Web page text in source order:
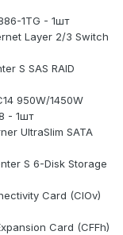
1TG - 1шт
Layer 2/3 Switch
S SAS RAID
950W/1450W
- 1шт
UltraSlim SATA
S 6-Disk Storage
Card (CIOv)
Card (CFFh)